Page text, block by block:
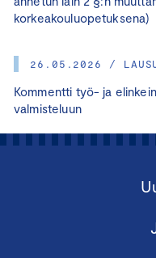
korkeakouluopetuksena)
26.05.2026 /
Kommentti työ- ja
valmisteluun